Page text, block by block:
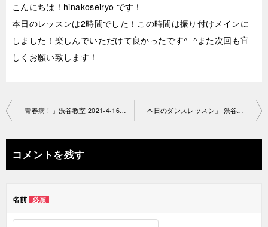
こんにちは！hinakoseiryo です！
本日のレッスンは2時間でした！この時間は振り付けメインに
しました！楽しんでいただけて良かったです^_^また次回も宜
しくお願い致します！
投
ナ
ビ
ー
コメントを残す
名前 必須